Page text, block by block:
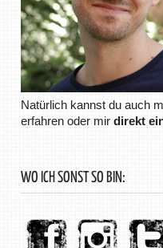
Natürlich kannst du auch
erfahren oder mirdirekt
WO ICH SONST SO BIN: